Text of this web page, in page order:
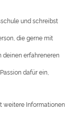
und schreibst
die gerne mit
deinen erfahreneren
dafür ein,
weitere Informationen